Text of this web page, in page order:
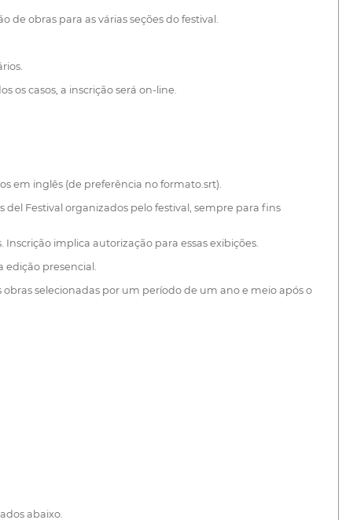
obras para as várias seções do festival.
os casos, a inscrição será on-line.
em inglês (de preferência no formato.srt).
Festival organizados pelo festival, sempre para fins
implica autorização para essas exibições.
presencial.
selecionadas por um período de um ano e meio após o
abaixo.